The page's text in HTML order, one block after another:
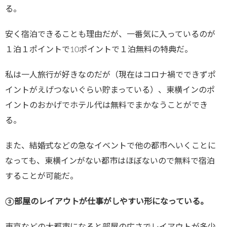
る。
安く宿泊できることも理由だが、一番気に入っているのが
１泊１ポイントで10ポイントで１泊無料の特典だ。
私は一人旅行が好きなのだが（現在はコロナ禍でできずポ
イントがえげつないぐらい貯まっている）、東横インのポ
イントのおかげでホテル代は無料でまかなうことができ
る。
また、結婚式などの急なイベントで他の都市へいくことに
なっても、東横インがない都市はほぼないので無料で宿泊
することが可能だ。
③部屋のレイアウトが仕事がしやすい形になっている。